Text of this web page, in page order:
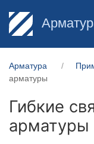
Арматура
арматуры
Гибкие
арматуры